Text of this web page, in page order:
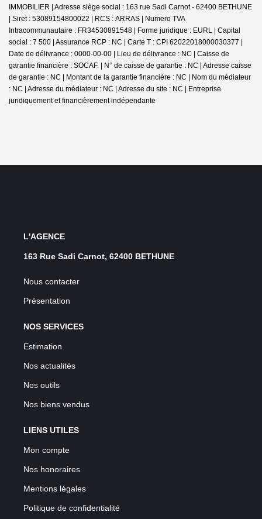
IMMOBILIER | Adresse siège social : 163 rue Sadi Carnot - 62400 BETHUNE
| Siret : 53089154800022 | RCS : ARRAS | Numero TVA
Intracommunautaire : FR34530891548 | Forme juridique : EURL | Capital
social : 7 500 | Assurance RCP : NC | Carte T : CPI 62022018000030377 |
Date de délivrance : 0000-00-00 | Lieu de délivrance : NC | Caisse de
garantie financière : SOCAF. | N° de caisse de garantie : NC | Adresse caisse
de garantie : NC | Montant de la garantie financière : NC | Nom du médiateur
: NC | Adresse du médiateur : NC | Adresse du site : NC | Entreprise
juridiquement et financièrement indépendante
L'AGENCE
163 Rue Sadi Carnot, 62400 BETHUNE
Nous contacter
Présentation
NOS SERVICES
Estimation
Nos actualités
Nos outils
Nos biens vendus
LIENS UTILES
Mon compte
Nos honoraires
Mentions légales
Politique de confidentialité